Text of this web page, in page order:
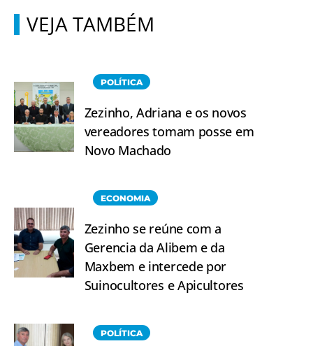
VEJA TAMBÉM
POLÍTICA
Zezinho, Adriana e os novos
vereadores tomam posse em
Novo Machado
ECONOMIA
Zezinho se reúne com a
Gerencia da Alibem e da
Maxbem e intercede por
Suinocultores e Apicultores
POLÍTICA